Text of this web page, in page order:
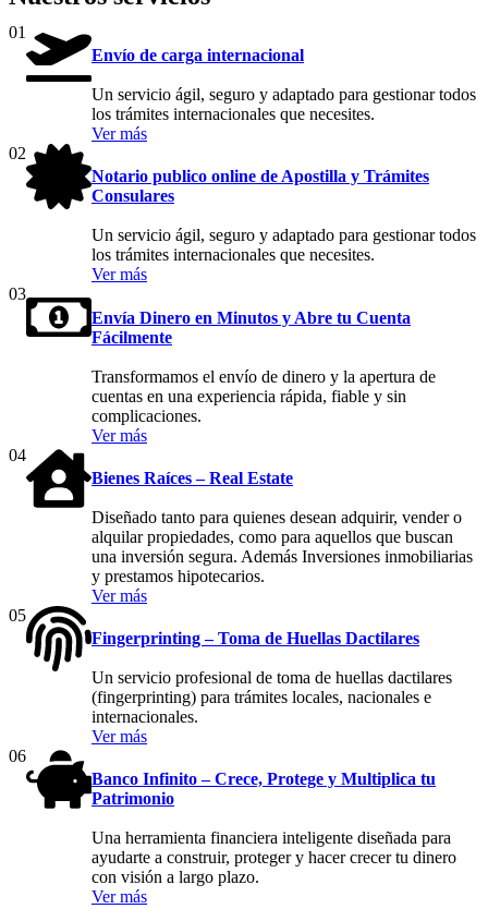
01
Envío de carga internacional
Un servicio ágil, seguro y adaptado para gestionar todos
los trámites internacionales que necesites.
Ver más
02
Notario publico online de Apostilla y Trámites
Consulares
Un servicio ágil, seguro y adaptado para gestionar todos
los trámites internacionales que necesites.
Ver más
03
Envía Dinero en Minutos y Abre tu Cuenta
Fácilmente
Transformamos el envío de dinero y la apertura de
cuentas en una experiencia rápida, fiable y sin
complicaciones.
Ver más
04
Bienes Raíces – Real Estate
Diseñado tanto para quienes desean adquirir, vender o
alquilar propiedades, como para aquellos que buscan
una inversión segura. Además Inversiones inmobiliarias
y prestamos hipotecarios.
Ver más
05
Fingerprinting – Toma de Huellas Dactilares
Un servicio profesional de toma de huellas dactilares
(fingerprinting) para trámites locales, nacionales e
internacionales.
Ver más
06
Banco Infinito – Crece, Protege y Multiplica tu
Patrimonio
Una herramienta financiera inteligente diseñada para
ayudarte a construir, proteger y hacer crecer tu dinero
con visión a largo plazo.
Ver más